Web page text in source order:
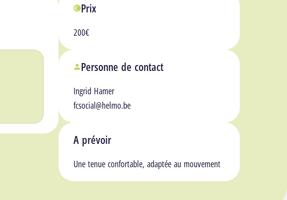
Prix
200€
Personne de contact
Ingrid Hamer
fcsocial@helmo.be
A prévoir
Une tenue confortable, adaptée au mouvement